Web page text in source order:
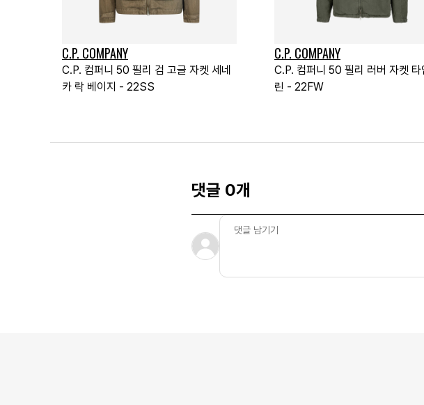
C.P. COMPANY
C.P. 컴퍼니 50 필리 검 고글 자켓 세네
카 락 베이지 - 22SS
C.P. COMPANY
C.P. 컴퍼니 50 필리 러버 자켓 타
린 - 22FW
댓글 0개